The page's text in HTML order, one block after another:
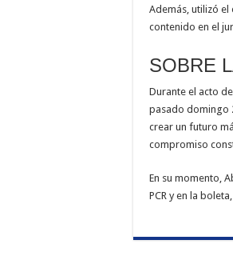
Además, utilizó
contenido en el
SOBRE
Durante el acto
pasado domingo
crear un futuro
compromiso
En su momento,
PCR y en la